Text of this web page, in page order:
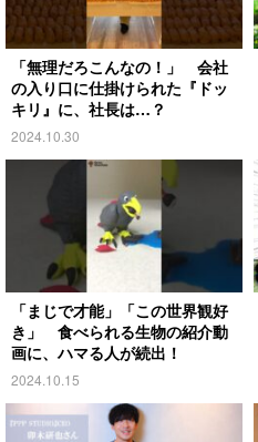
「無理だろこんなの！」 会社
の入り口に仕掛けられた『ドッ
キリ』に、社長は…？
2024.10.30
「まじで才能」「この世界観好
き」 食べられる生物の紹介動
画に、ハマる人が続出！
2024.10.15